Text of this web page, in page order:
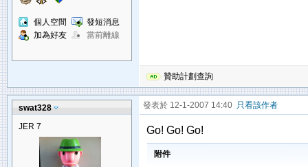
個人空間
發短消息
加為好友
當前離線
贊助計劃查詢
swat328
JER 7
發表於 12-1-2007 14:40 只看該作者
Go! Go! Go!
附件